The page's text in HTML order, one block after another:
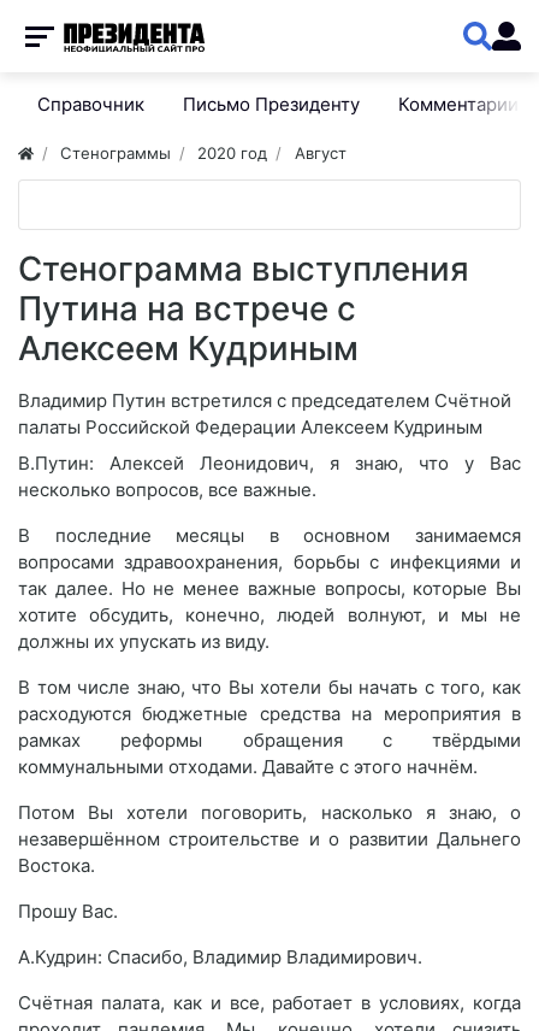
Справочник Письмо Президенту Комментарии
Стенограммы 2020 год Август
Стенограмма выступления
Путина на встрече с
Алексеем Кудриным
Владимир Путин встретился с председателем Счётной
палаты Российской Федерации Алексеем Кудриным
В.Путин: Алексей Леонидович, я знаю, что у Вас
несколько вопросов, все важные.
В последние месяцы в основном занимаемся
вопросами здравоохранения, борьбы с инфекциями и
так далее. Но не менее важные вопросы, которые Вы
хотите обсудить, конечно, людей волнуют, и мы не
должны их упускать из виду.
В том числе знаю, что Вы хотели бы начать с того, как
расходуются бюджетные средства на мероприятия в
рамках реформы обращения с твёрдыми
коммунальными отходами. Давайте с этого начнём.
Потом Вы хотели поговорить, насколько я знаю, о
незавершённом строительстве и о развитии Дальнего
Востока.
Прошу Вас.
А.Кудрин: Спасибо, Владимир Владимирович.
Счётная палата, как и все, работает в условиях, когда